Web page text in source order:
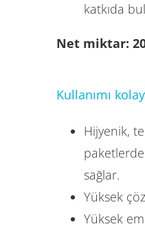
katkıda
Net miktar:
Kullanımı
Hijyenik,
sağlar.
Yüksek
Yüksek